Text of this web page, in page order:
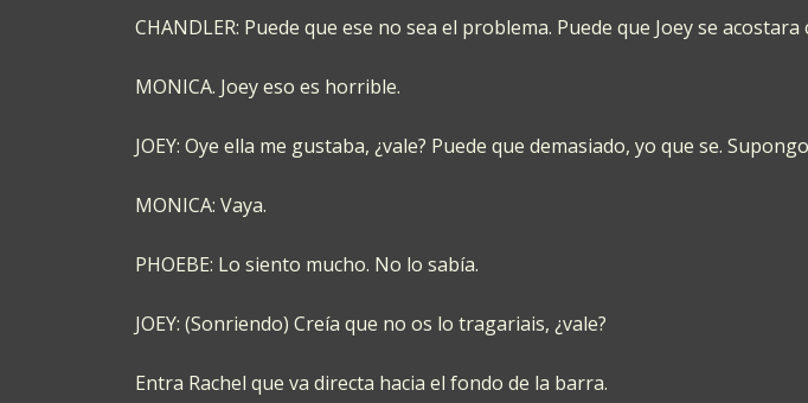
CHANDLER: Puede que ese no sea el problema. Puede que Joey se
MONICA. Joey eso es horrible.
JOEY: Oye ella me gustaba, ¿vale? Puede que demasiado, yo que se.
MONICA: Vaya.
PHOEBE: Lo siento mucho. No lo sabía.
JOEY: (Sonriendo) Creía que no os lo tragariais, ¿vale?
Entra Rachel que va directa hacia el fondo de la barra.